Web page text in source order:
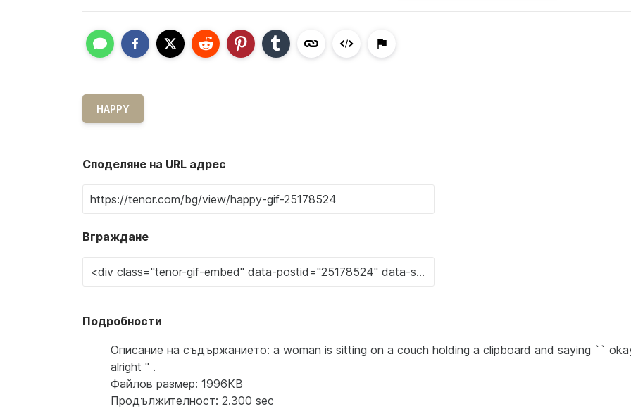
HAPPY
Споделяне на URL адрес
Вграждане
Подробности
Описание на съдържанието: a woman is sitting on a couch holding a clipboard and saying ``
alright '' .
Файлов размер: 1996KB
Продължителност: 2.300 sec